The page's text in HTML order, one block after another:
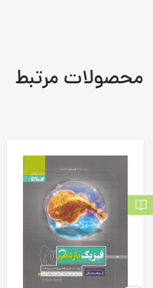
محصولات مرتبط